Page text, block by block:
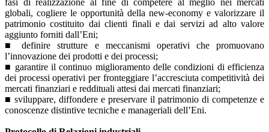
globali, cogliere le opportunità della new-economy e valorizzare il
patrimonio costituito dai clienti finali e dai servizi ad alto valore
aggiunto forniti dall’Eni;
■ definire strutture e meccanismi operativi che promuovano
l’innovazione dei prodotti e dei processi;
■ garantire il continuo miglioramento delle condizioni di efficienza
dei processi operativi per fronteggiare l’accresciuta competitività dei
mercati finanziari e reddituali attesi dai mercati finanziari;
■ sviluppare, diffondere e preservare il patrimonio di competenze e
conoscenze distintive tecniche e manageriali dell’Eni.